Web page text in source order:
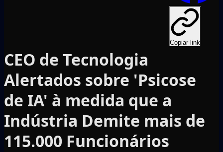
Copiar link
CEO de Tecnologia
Alertados sobre 'Psicose
de IA' à medida que a
Indústria Demite mais de
115.000 Funcionários